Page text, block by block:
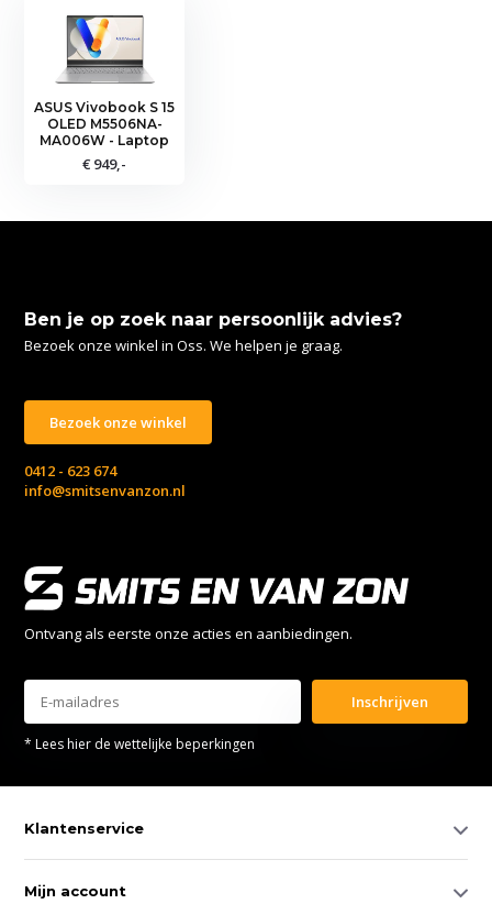
ASUS Vivobook S 15
OLED M5506NA-
MA006W - Laptop
€ 949,-
Ben je op zoek naar persoonlijk advies?
Bezoek onze winkel in Oss. We helpen je graag.
Bezoek onze winkel
0412 - 623 674
info@smitsenvanzon.nl
Ontvang als eerste onze acties en aanbiedingen.
Inschrijven
* Lees hier de wettelijke beperkingen
Klantenservice
Mijn account